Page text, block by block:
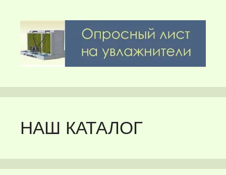
НАШ КАТАЛОГ